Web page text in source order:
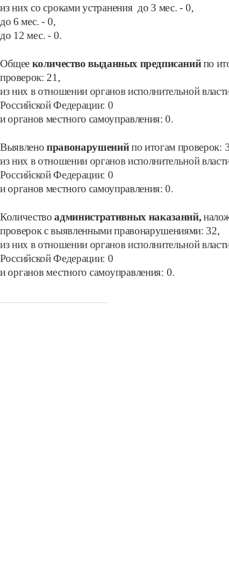
из них со сроками устранения до 3 мес. - 0,
до 6мес. - 0,
до 12 мес.- 0.
Общее количество выданных предписанийпо
проверок: 21,
из них в отношении органов исполнительной
Российской Федерации: 0
и органов местного самоуправления:0.
Выявлено правонарушенийпо итогам проверок:
из них в отношении органов исполнительной
Российской Федерации: 0
и органов местного самоуправления:0.
Количествоадминистративных наказаний,
проверок с выявленными правонарушениями: 32,
из них в отношении органов исполнительной
Российской Федерации: 0
и органов местного самоуправления: 0.